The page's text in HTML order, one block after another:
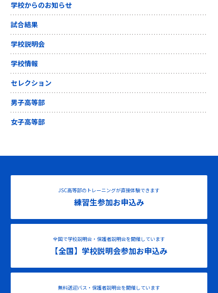
学校からのお知らせ
試合結果
学校説明会
学校情報
セレクション
男子高等部
女子高等部
JSC高等部のトレーニングが直接体験できます
練習生参加お申込み
全国で学校説明会・保護者説明会を開催しています
【全国】学校説明会参加お申込み
無料送迎バス・保護者説明会を開催しています